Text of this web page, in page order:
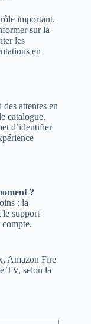
important.
sur la
les
en
attentes en
catalogue.
d’identifier
?
: la
le support
compte.
Amazon Fire
TV, selon la